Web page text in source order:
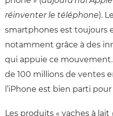
réinventer le téléphone).
smartphones est toujours
notamment grâce à des
qui appuie ce
de 100 millions de ventes
l’iPhone est bien parti
Les produits « vaches à lait